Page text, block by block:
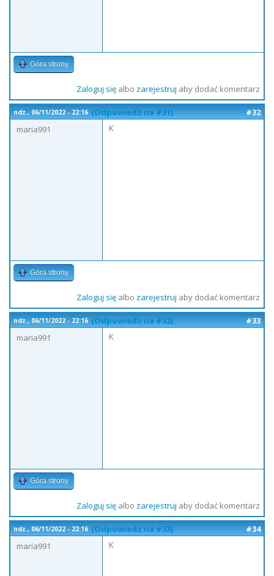
Góra strony
Zaloguj sięalbo zarejestruj aby dodać komentarz
ndz., 06/11/2022 - 22:16 (Odpowiedz na #31)
#32
maria991
K
Góra strony
Zaloguj sięalbo zarejestruj aby dodać komentarz
ndz., 06/11/2022 - 22:16 (Odpowiedz na #32)
#33
maria991
K
Góra strony
Zaloguj sięalbo zarejestruj aby dodać komentarz
ndz., 06/11/2022 - 22:16 (Odpowiedz na #33)
#34
maria991
K